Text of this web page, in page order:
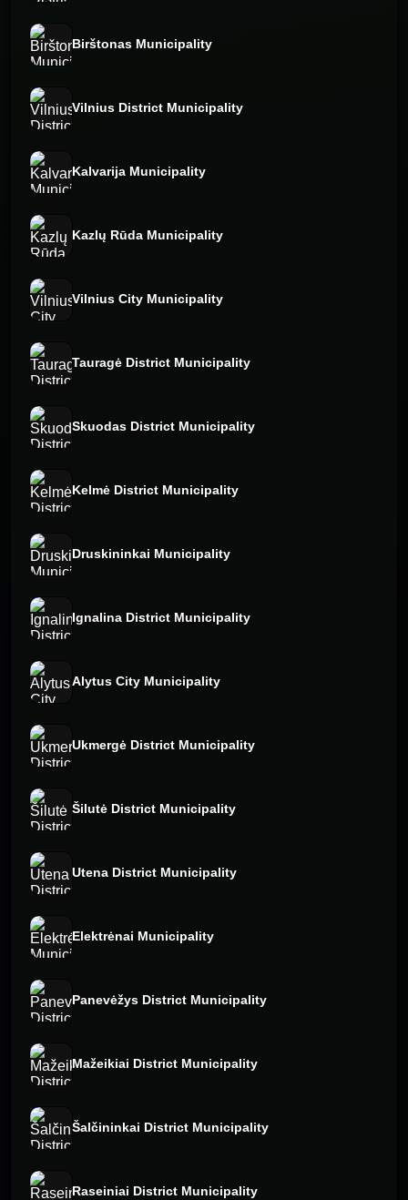
Birštonas Municipality
Vilnius District Municipality
Kalvarija Municipality
Kazlų Rūda Municipality
Vilnius City Municipality
Tauragė District Municipality
Skuodas District Municipality
Kelmė District Municipality
Druskininkai Municipality
Ignalina District Municipality
Alytus City Municipality
Ukmergė District Municipality
Šilutė District Municipality
Utena District Municipality
Elektrėnai Municipality
Panevėžys District Municipality
Mažeikiai District Municipality
Šalčininkai District Municipality
Raseiniai District Municipality